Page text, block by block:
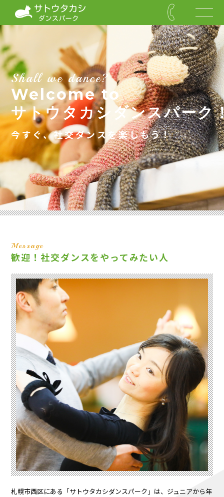
Shall we dance?
Welcome to
サトウタカシダンスパーク
今すぐ、社交ダンスを楽しもう！
Message
歓迎！社交ダンスをやってみたい人
札幌市西区にある「サトウタカシダンスパーク」は、ジュニアから年